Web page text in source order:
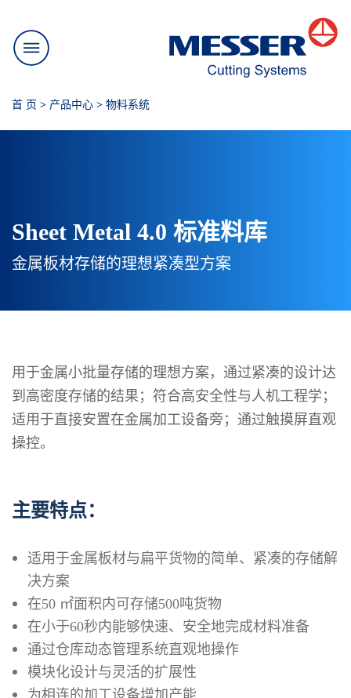
首 页 > 产品中心 > 物料系统
Sheet Metal 4.0 标准料库
金属板材存储的理想紧凑型方案
用于金属小批量存储的理想方案，通过紧凑的设计达
到高密度存储的结果；符合高安全性与人机工程学；
适用于直接安置在金属加工设备旁；通过触摸屏直观
操控。
主要特点：
适用于金属板材与扁平货物的简单、紧凑的存储解
决方案
在50 ㎡面积内可存储500吨货物
在小于60秒内能够快速、安全地完成材料准备
通过仓库动态管理系统直观地操作
模块化设计与灵活的扩展性